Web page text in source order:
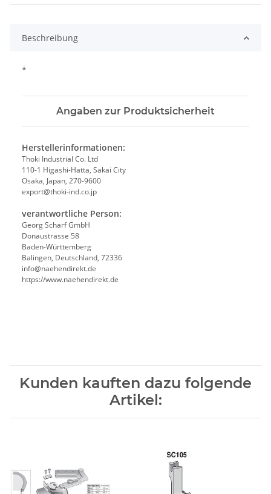
Beschreibung
*
Angaben zur Produktsicherheit
Herstellerinformationen:
Thoki Industrial Co. Ltd
110-1 Higashi-Hatta, Sakai City
Osaka, Japan, 270-9600
export@thoki-ind.co.jp
verantwortliche Person:
Georg Scharf GmbH
Donaustrasse 58
Baden-Württemberg
Balingen, Deutschland, 72336
info@naehendirekt.de
https://www.naehendirekt.de
Kunden kauften dazu folgende
Artikel: